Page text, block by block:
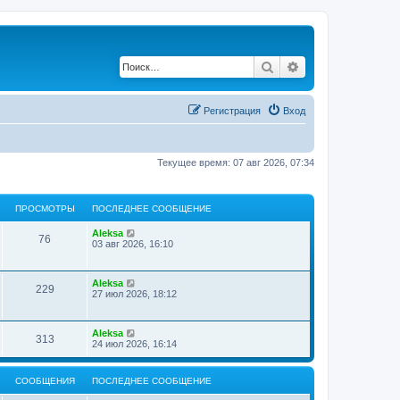
Поиск
Вход
Регистрация
Текущее время: 07 авг 2026, 07:34
ПРОСМОТРЫ ПОСЛЕДНЕЕ СООБЩЕНИЕ
76
Aleksa
03 авг 2026, 16:10
229
Aleksa
27 июл 2026, 18:12
313
Aleksa
24 июл 2026, 16:14
СООБЩЕНИЯ ПОСЛЕДНЕЕ СООБЩЕНИЕ